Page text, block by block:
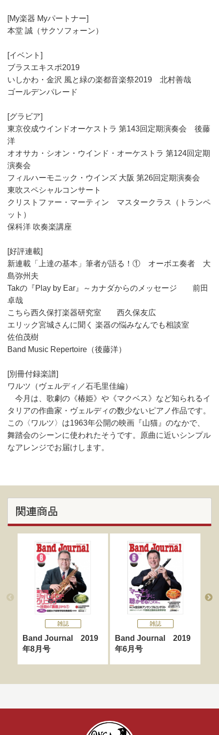
[My楽器 Myパートナー]
本堂 誠（サクソフォーン）
[イベント]
ブラスエキスポ2019
いしかわ・金沢 風と緑の楽都音楽祭2019 北村善哉
ゴールデンパレード
[グラビア]
東京佼成ウインドオーケストラ 第143回定期演奏会 後藤
洋
オオサカ・シオン・ウインド・オーケストラ 第124回定期
演奏会
フィルハーモニック・ウインズ 大阪 第26回定期演奏会
東吹スペシャルコンサート
クリストファー・マーティン マスタークラス（トランペ
ット）
保科洋 吹奏楽講座
[好評連載]
新連載「上達の基本」筆者が語る！① オーボエ奏者 大
島弥州夫
Takの『Play by Ear』～カナダからのメッセージ 前田
卓哉
こちら西久保打楽器研究室 西久保友広
エリック宮城さんに聞く 楽器の悩みなんでも相談室
佐伯茂樹
Band Music Repertoire（後藤洋）
[別冊付録楽譜]
ワルツ（ヴェルディ／石毛里佳編）
今月は、歌劇の《椿姫》や《マクベス》など知られるイ
タリアの作曲家・ヴェルディの数少ないピアノ作品です。
この〈ワルツ〉は1963年公開の映画『山猫』のなかで、
舞踏会のシーンに使われたそうです。原曲に近いシンプル
なアレンジでお届けします。
関連商品
雑誌
Band Journal 2019
年8月号
雑誌
Band Journal 2019
年6月号